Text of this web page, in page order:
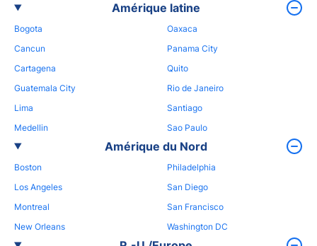
Amérique latine
Bogota
Cancun
Cartagena
Guatemala City
Lima
Medellin
Oaxaca
Panama City
Quito
Rio de Janeiro
Santiago
Sao Paulo
Amérique du Nord
Boston
Los Angeles
Montreal
New Orleans
Philadelphia
San Diego
San Francisco
Washington DC